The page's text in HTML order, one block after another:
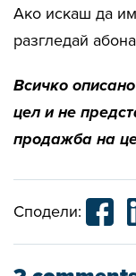
Ако искаш да
разгледай
Всичко
цел и не
продажба на
Сподели: